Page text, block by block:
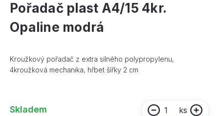
Pořadač plast A4/15 4kr.
Opaline modrá
Kroužkový pořadač z extra silného polypropylenu,
4kroužková mechanika, hřbet šířky 2 cm
Skladem
ks